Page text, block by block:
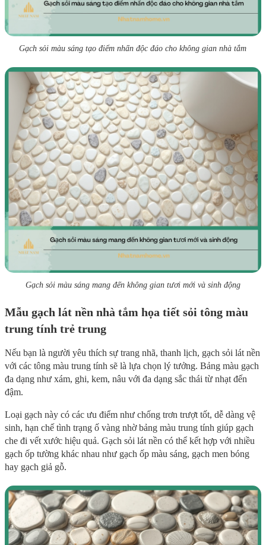
Gạch sỏi màu sáng tạo điểm nhấn độc đáo cho không gian nhà tắm
Gạch sỏi màu sáng mang đến không gian tươi mới và sinh động
Mẫu gạch lát nền nhà tắm họa tiết sỏi tông màu
trung tính trẻ trung
Nếu bạn là người yêu thích sự trang nhã, thanh lịch, gạch sỏi lát nền
với các tông màu trung tính sẽ là lựa chọn lý tưởng. Bảng màu gạch
đa dạng như xám, ghi, kem, nâu với đa dạng sắc thái từ nhạt đến
đậm.
Loại gạch này có các ưu điểm như chống trơn trượt tốt, dễ dàng vệ
sinh, hạn chế tình trạng ố vàng nhờ bảng màu trung tính giúp gạch
che đi vết xước hiệu quả. Gạch sỏi lát nền có thể kết hợp với nhiều
gạch ốp tường khác nhau như gạch ốp màu sáng, gạch men bóng
hay gạch giả gỗ.